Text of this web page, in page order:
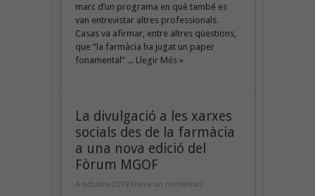
marc d’un programa en què també es
van entrevistar altres professionals.
Casas va afirmar, entre altres qüestions,
que “la farmàcia ha jugat un paper
fonamental” ... Llegir Més »
La divulgació a les xarxes
socials des de la farmàcia
a una nova edició del
Fòrum MGOF
4 octubre 2019 Deixa un comentari